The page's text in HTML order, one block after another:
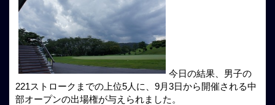
今日の結果、男子の
221ストロークまでの上位5人に、9月3日から開催される中
部オープンの出場権が与えられました。